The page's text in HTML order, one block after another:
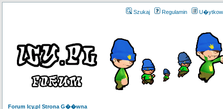
Szukaj Regulamin
Forum Icy.pl Strona G��wna